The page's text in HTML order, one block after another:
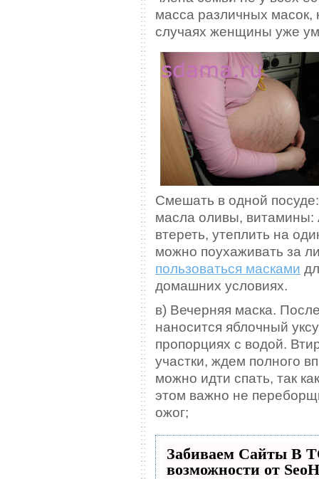
масса различных масок,
случаях женщины уже
Смешать в одной
масла оливы, витамины:
втереть, утеплить на
можно поухаживать за
пользоваться масками
домашних условиях.
в) Вечерняя маска.
наносится яблочный
пропорциях с водой.
участки, ждем полного
можно идти спать, так
этом важно не
ожог;
Забиваем Сайты В
возможности от